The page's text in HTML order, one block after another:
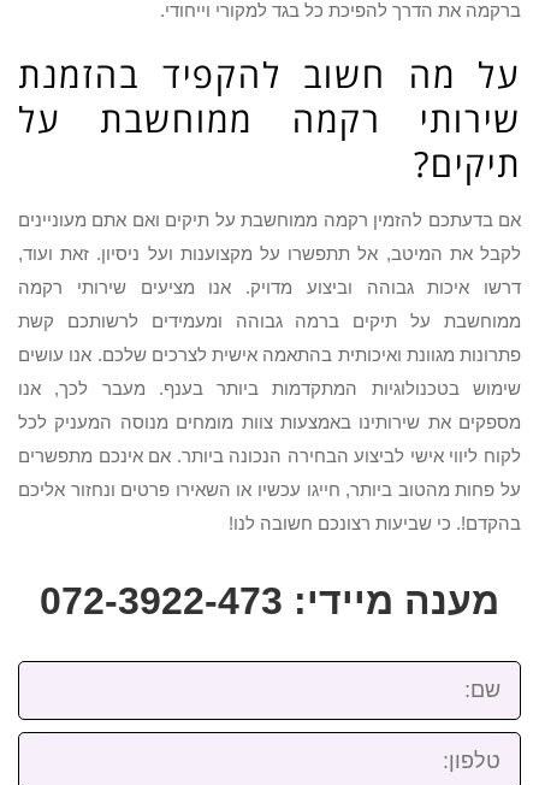
ברקמה את הדרך להפיכת כל בגד למקורי וייחודי.
על מה חשוב להקפיד בהזמנת
שירותי רקמה ממוחשבת על
תיקים?
אם בדעתכם להזמין רקמה ממוחשבת על תיקים ואם אתם מעוניינים
לקבל את המיטב, אל תתפשרו על מקצוענות ועל ניסיון. זאת ועוד,
דרשו איכות גבוהה וביצוע מדויק. אנו מציעים שירותי רקמה
ממוחשבת על תיקים ברמה גבוהה ומעמידים לרשותכם קשת
פתרונות מגוונת ואיכותית בהתאמה אישית לצרכים שלכם. אנו עושים
שימוש בטכנולוגיות המתקדמות ביותר בענף. מעבר לכך, אנו
מספקים את שירותינו באמצעות צוות מומחים מנוסה המעניק לכל
לקוח ליווי אישי לביצוע הבחירה הנכונה ביותר. אם אינכם מתפשרים
על פחות מהטוב ביותר, חייגו עכשיו או השאירו פרטים ונחזור אליכם
בהקדם!. כי שביעות רצונכם חשובה לנו!
מענה מיידי: 072-3922-473
שם:
טלפון: